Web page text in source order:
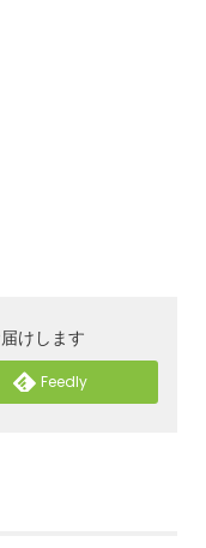
けします
Feedly